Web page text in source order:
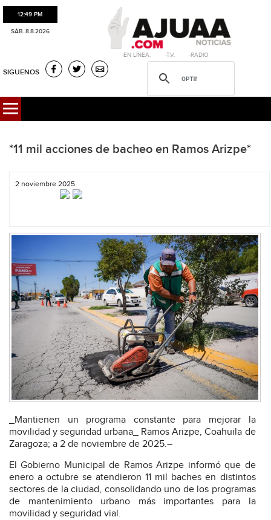
12:49 PM
SÁB. 8.8.2026
·EN LÍNEA. ·T.V. ·RADIO
SIGUENOS
*11 mil acciones de bacheo en Ramos Arizpe*
2 noviembre 2025
_Mantienen un programa constante para mejorar la
movilidad y seguridad urbana_ Ramos Arizpe, Coahuila de
Zaragoza; a 2 de noviembre de 2025.–
El Gobierno Municipal de Ramos Arizpe informó que de
enero a octubre se atendieron 11 mil baches en distintos
sectores de la ciudad, consolidando uno de los programas
de mantenimiento urbano más importantes para la
movilidad y seguridad vial.